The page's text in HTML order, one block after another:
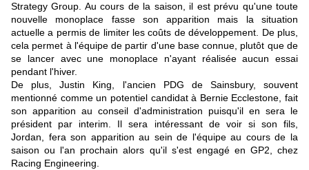
Strategy Group. Au cours de la saison, il est prévu qu'une toute
nouvelle monoplace fasse son apparition mais la situation
actuelle a permis de limiter les coûts de développement. De plus,
cela permet à l'équipe de partir d'une base connue, plutôt que de
se lancer avec une monoplace n'ayant réalisée aucun essai
pendant l'hiver.
De plus, Justin King, l'ancien PDG de Sainsbury, souvent
mentionné comme un potentiel candidat à Bernie Ecclestone, fait
son apparition au conseil d'administration puisqu'il en sera le
président par interim. Il sera intéressant de voir si son fils,
Jordan, fera son apparition au sein de l'équipe au cours de la
saison ou l'an prochain alors qu'il s'est engagé en GP2, chez
Racing Engineering.